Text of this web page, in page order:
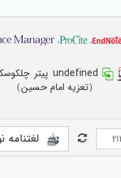
,
,
（تعزیه امام حسین）
لغتنامه